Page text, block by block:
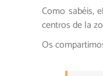
Como sabéis,
centros de la
Os